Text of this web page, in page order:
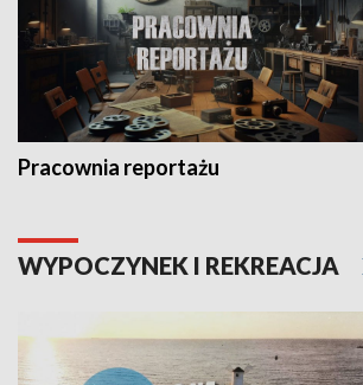
Pracownia reportażu
WYPOCZYNEK I REKREACJA